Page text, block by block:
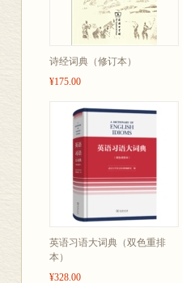
诗经词典（修订本）
¥175.00
英语习语大词典（双色重排
本）
¥328.00